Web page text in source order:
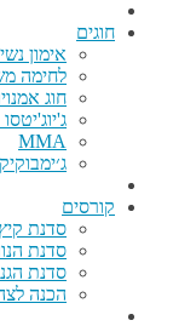
חוגים
אימון
לחימה
חוג
MMA
קורסים
סדנת
סדנת
סדנת
הכנה